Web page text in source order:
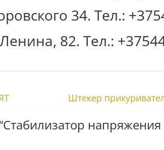
34. Тел.:
82. Тел.:
Штекер
Стабилизатор напряжения